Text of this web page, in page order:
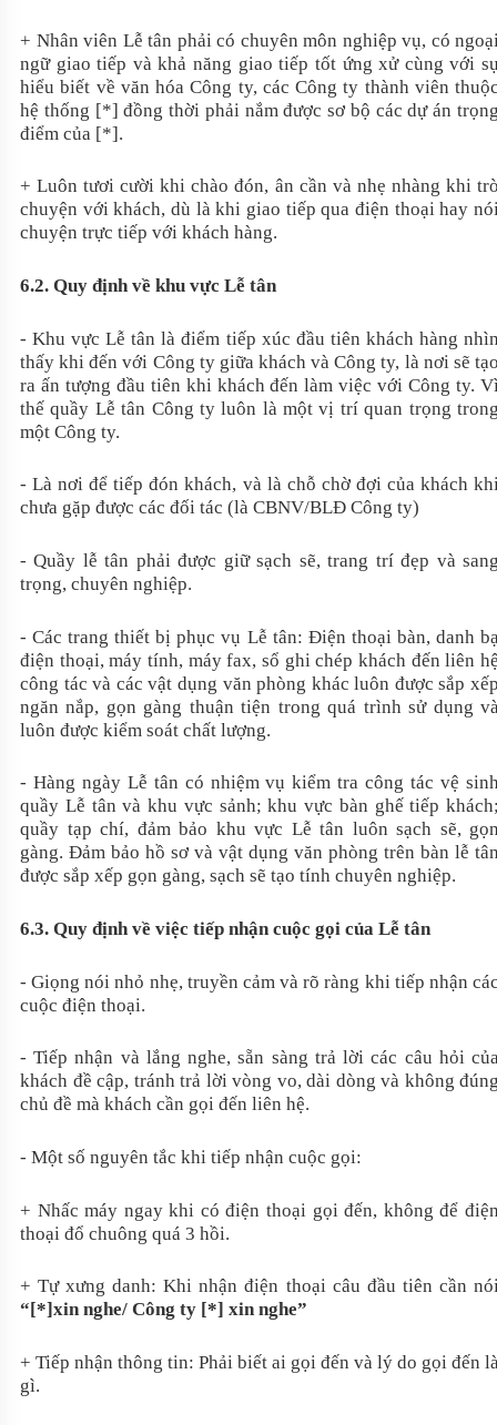
+ Nhân viên Lễ tân phải có chuyên môn nghiệp vụ, có
ngữ giao tiếp và khả năng giao tiếp tốt ứng xử cùng với
hiểu biết về văn hóa Công ty, các Công ty thành viên
hệ thống [*] đồng thời phải nắm được sơ bộ các dự án
điểm của [*].
+ Luôn tươi cười khi chào đón, ân cần và nhẹ nhàng khi
chuyện với khách, dù là khi giao tiếp qua điện thoại hay
chuyện trực tiếp với khách hàng.
6.2. Quy định về khu vực Lễ tân
- Khu vực Lễ tân là điểm tiếp xúc đầu tiên khách hàng
thấy khi đến với Công ty giữa khách và Công ty, là nơi sẽ
ra ấn tượng đầu tiên khi khách đến làm việc với Công ty.
thế quầy Lễ tân Công ty luôn là một vị trí quan trọng
một Công ty.
- Là nơi để tiếp đón khách, và là chỗ chờ đợi của khách
chưa gặp được các đối tác (là CBNV/BLĐ Công ty)
- Quầy lễ tân phải được giữ sạch sẽ, trang trí đẹp và
trọng, chuyên nghiệp.
- Các trang thiết bị phục vụ Lễ tân: Điện thoại bàn, danh
điện thoại, máy tính, máy fax, sổ ghi chép khách đến liên
công tác và các vật dụng văn phòng khác luôn được sắp
ngăn nắp, gọn gàng thuận tiện trong quá trình sử dụng
luôn được kiểm soát chất lượng.
- Hàng ngày Lễ tân có nhiệm vụ kiểm tra công tác vệ
quầy Lễ tân và khu vực sảnh; khu vực bàn ghế tiếp
quầy tạp chí, đảm bảo khu vực Lễ tân luôn sạch sẽ,
gàng. Đảm bảo hồ sơ và vật dụng văn phòng trên bàn lễ
được sắp xếp gọn gàng, sạch sẽ tạo tính chuyên nghiệp.
6.3. Quy định về việc tiếp nhận cuộc gọi của Lễ tân
- Giọng nói nhỏ nhẹ, truyền cảm và rõ ràng khi tiếp nhận
cuộc điện thoại.
- Tiếp nhận và lắng nghe, sẵn sàng trả lời các câu hỏi
khách đề cập, tránh trả lời vòng vo, dài dòng và không
chủ đề mà khách cần gọi đến liên hệ.
- Một số nguyên tắc khi tiếp nhận cuộc gọi:
+ Nhấc máy ngay khi có điện thoại gọi đến, không để
thoại đổ chuông quá 3 hồi.
+ Tự xưng danh: Khi nhận điện thoại câu đầu tiên cần
“[*]xin nghe/ Công ty [*] xin nghe”
+ Tiếp nhận thông tin: Phải biết ai gọi đến và lý do gọi đến
gì.